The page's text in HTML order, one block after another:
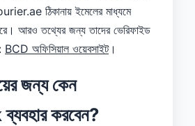
ঠিকানায় ইমেলের মাধ্যমে
আরও তথ্যের জন্য তাদের ভেরিফাইড
BCD অফিসিয়াল ওয়েবসাইট।
জন্য কেন
করবেন?